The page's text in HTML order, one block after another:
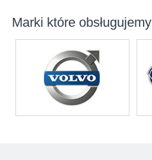
Marki które obsługujemy